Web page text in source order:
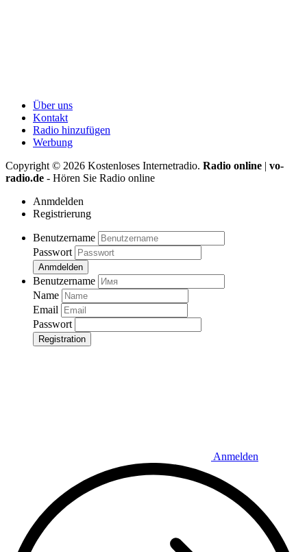
Über uns
Kontakt
Radio hinzufügen
Werbung
Copyright © 2026 Kostenloses Internetradio. Radio online | vo-
radio.de - Hören Sie Radio online
Anmdelden
Registrierung
Benutzername
Passwort
Anmdelden
Benutzername
Name
Email
Passwort
Registration
Anmelden